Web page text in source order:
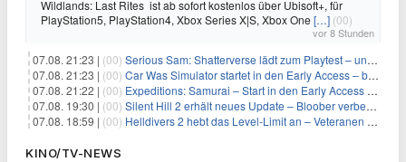
Wildlands: Last Rites ist ab sofort kostenlos über Ubisoft+, für
PlayStation5, PlayStation4, Xbox Series X|S, Xbox One […] (00)
vor 8 Stunden
07.08. 21:23 | (00) Serious Sam: Shatterverse lädt zum Playtest – und erscheint schon bald!
07.08. 21:23 | (00) Car Was Simulator startet in den Early Access – bald gehts los!
07.08. 21:22 | (00) Expeditions: Samurai – Start in den Early Access ab heute im feudalen Japan
07.08. 19:30 | (00) Silent Hill 2 erhält neues Update – Bloober verbessert Grafik und Performance
07.08. 18:59 | (00) Helldivers 2 hebt das Level-Limit an – Veteranen können endlich weiter aufsteigen
KINO/TV-NEWS